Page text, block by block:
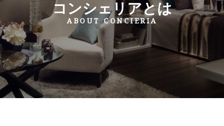
コンシェリアとは
ABOUT CONCIERIA